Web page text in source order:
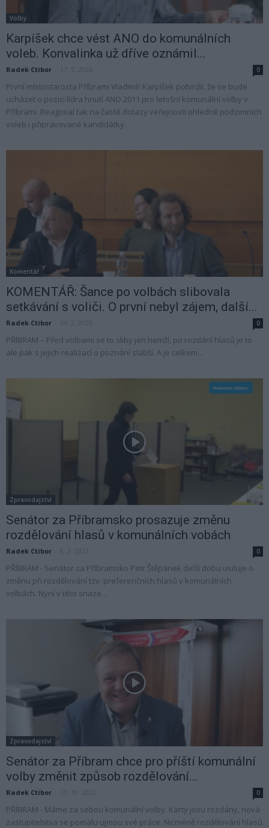
Volby
Karpíšek chce vést ANO do komunálních
voleb. Konvalinka už dříve oznámil...
Radek Ctibor 0
První místostarosta Příbrami Vladimír Karpíšek potvrdil, že se bude
ucházet o pozici lídra hnutí ANO 2011 pro letošní komunální volby v
Příbrami. Reagoval tak na časté dotazy veřejnosti ohledně podzimních
voleb i připravované kandidátky.
Komentář
KOMENTÁŘ: Šance po volbách slibovala
setkávání s voliči. O první nebyl zájem, další...
Radek Ctibor 0
PŘÍBRAM – Před volbami se to sliby jen hemží, po rozdání hlasů je to
ale pak s jejich realizací o poznání slabší. A je celkem...
Zpravodajství
Senátor za Příbramsko prosazuje změnu
rozdělování hlasů v komunálních vobách
Radek Ctibor 0
PŘÍBRAM - Senátor za Příbramsko Petr Štěpánek delší dobu usiluje o
změnu při rozdělování tzv. preferenčních hlasů v komunálních
volbách. Nyní v této snaze...
Zpravodajství
Senátor za Příbram chce pro příští komunální
volby změnit způsob rozdělování...
Radek Ctibor 0
PŘÍBRAM - Máme za sebou komunální volby. Karty jsou rozdány, nová
zastupitelstva se pomalu ujmou své práce. Nicméně rozdělování hlasů